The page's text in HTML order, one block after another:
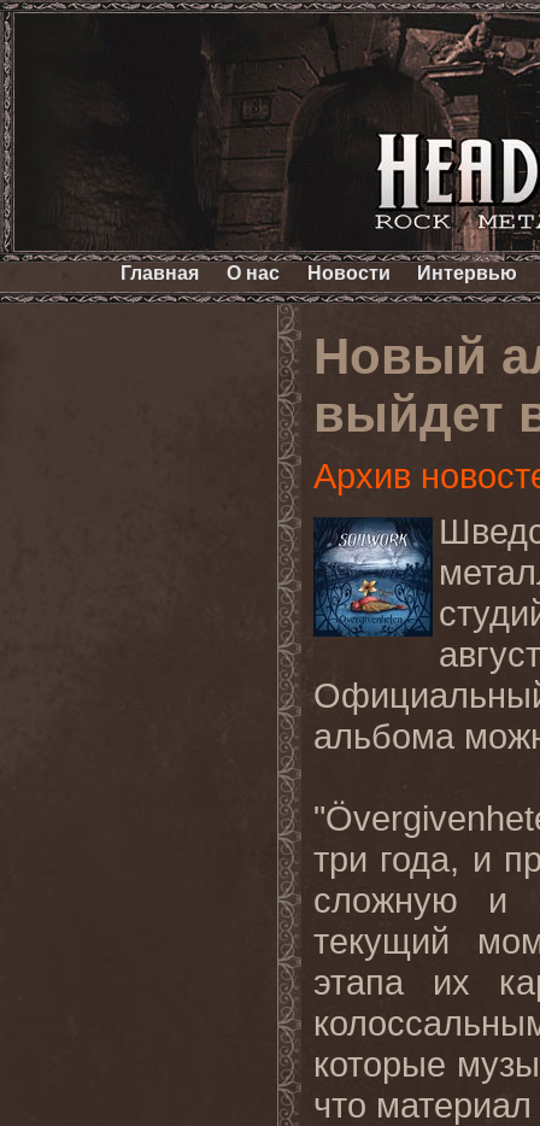
Главная О нас Новости Интервью
Новый
выйдет
Архив
альбома
три года, и
сложную
и
текущий
этапа
их
которые
что